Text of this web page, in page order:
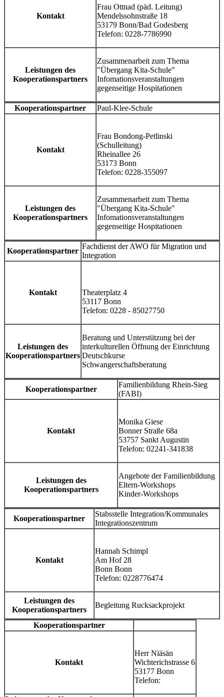
Kontakt
Frau Ottnad (päd. Leitung)
Mendelssohnstraße 18
53179 Bonn/Bad Godesberg
Telefon: 0228-7786990
Leistungen des
Kooperationspartners
Zusammenarbeit zum Thema
"Übergang Kita-Schule"
Infomationsveranstaltungen
gegenseitige Hospitationen
Kooperationspartner Paul-Klee-Schule
Kontakt
Frau Bondong-Petlinski
(Schulleitung)
Rheinallee 26
53173 Bonn
Telefon: 0228-355097
Leistungen des
Kooperationspartners
Zusammenarbeit zum Thema
"Übergang Kita-Schule"
Infomationsveranstaltungen
gegenseitige Hospitationen
Kooperationspartner
Fachdienst der AWO für Migration und
Integration
Kontakt
Theaterplatz 4
53117 Bonn
Telefon: 0228 - 85027750
Leistungen des
Kooperationspartners
Beratung und Unterstützung bei der
interkulturellen Öffnung der Einrichtung
Deutschkurse
Schwangerschaftsberatung
Kooperationspartner
Familienbildung Rhein-Sieg
(FABI)
Kontakt
Monika Giese
Bonner Straße 68a
53757 Sankt Augustin
Telefon: 02241-341838
Leistungen des
Kooperationspartners
Angebote der Familienbildung
Eltern-Workshops
Kinder-Workshops
Kooperationspartner
Stabsstelle Integration/Kommunales
Integrationszentrum
Kontakt
Hannah Schimpl
Am Hof 28
Bonn Bonn
Telefon: 0228776474
Leistungen des
Kooperationspartners
Begleitung Rucksackprojekt
Kooperationspartner
Kontakt
Herr Niäsän
Wichterichstrasse 6
53177 Bonn
Telefon: